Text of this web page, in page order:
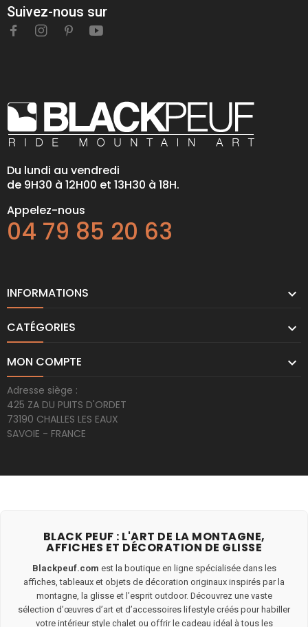
Suivez-nous sur
Du lundi au vendredi
de 9H30 à 12H00 et 13H30 à 18H.
Appelez-nous
04 79 85 20 63
INFORMATIONS 
CATÉGORIES 
MON COMPTE 
Adresse siège :
425 ZA DU PUITS D'ORDET
73190 CHALLES LES EAUX
SAVOIE - FRANCE
BLACK PEUF : L'ART DE LA MONTAGNE,
AFFICHES ET DÉCORATION DE GLISSE
Blackpeuf.com est la boutique en ligne spécialisée dans les
affiches, tableaux et objets de décoration originaux inspirés par la
montagne, la glisse et l’esprit outdoor. Découvrez une vaste
sélection d’œuvres d’art et d’accessoires lifestyle créés pour habiller
votre intérieur style chalet ou offrir le cadeau idéal à tous les